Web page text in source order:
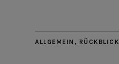
ALLGEMEIN , RÜCKBLICK